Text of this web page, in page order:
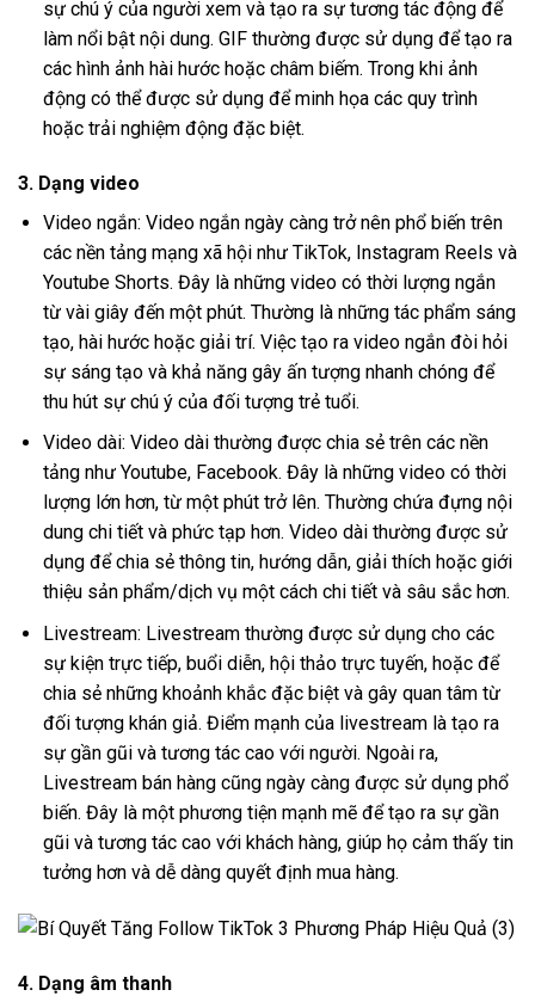
sự chú ý của người xem và tạo ra sự tương tác động để
làm nổi bật nội dung. GIF thường được sử dụng để tạo ra
các hình ảnh hài hước hoặc châm biếm. Trong khi ảnh
động có thể được sử dụng để minh họa các quy trình
hoặc trải nghiệm động đặc biệt.
3. Dạng video
Video ngắn: Video ngắn ngày càng trở nên phổ biến trên
các nền tảng mạng xã hội như TikTok, Instagram Reels và
Youtube Shorts. Đây là những video có thời lượng ngắn
từ vài giây đến một phút. Thường là những tác phẩm sáng
tạo, hài hước hoặc giải trí. Việc tạo ra video ngắn đòi hỏi
sự sáng tạo và khả năng gây ấn tượng nhanh chóng để
thu hút sự chú ý của đối tượng trẻ tuổi.
Video dài: Video dài thường được chia sẻ trên các nền
tảng như Youtube, Facebook. Đây là những video có thời
lượng lớn hơn, từ một phút trở lên. Thường chứa đựng nội
dung chi tiết và phức tạp hơn. Video dài thường được sử
dụng để chia sẻ thông tin, hướng dẫn, giải thích hoặc giới
thiệu sản phẩm/dịch vụ một cách chi tiết và sâu sắc hơn.
Livestream: Livestream thường được sử dụng cho các
sự kiện trực tiếp, buổi diễn, hội thảo trực tuyến, hoặc để
chia sẻ những khoảnh khắc đặc biệt và gây quan tâm từ
đối tượng khán giả. Điểm mạnh của livestream là tạo ra
sự gần gũi và tương tác cao với người. Ngoài ra,
Livestream bán hàng cũng ngày càng được sử dụng phổ
biến. Đây là một phương tiện mạnh mẽ để tạo ra sự gần
gũi và tương tác cao với khách hàng, giúp họ cảm thấy tin
tưởng hơn và dễ dàng quyết định mua hàng.
4. Dạng âm thanh